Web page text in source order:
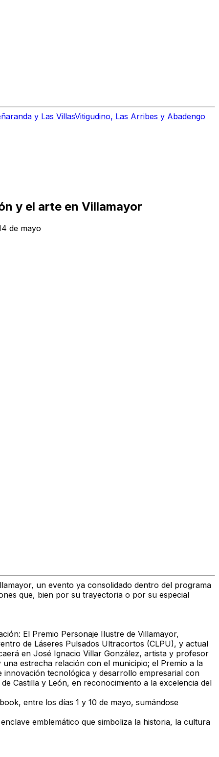
y Las VillasVitigudino, Las Arribes y Abadengo
y el arte en Villamayor
de mayo
un evento ya consolidado dentro del programa
que, bien por su trayectoria o por su especial
El Premio Personaje Ilustre de Villamayor,
de Láseres Pulsados Ultracortos (CLPU), y actual
en José Ignacio Villar González, artista y profesor
estrecha relación con el municipio; el Premio a la
innovación tecnológica y desarrollo empresarial con
Castilla y León, en reconocimiento a la excelencia del
entre los días 1 y 10 de mayo, sumándose
emblemático que simboliza la historia, la cultura